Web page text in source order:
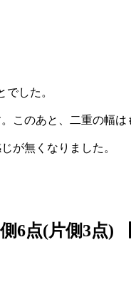
した。
このあと、二重の幅は
が無くなりました。
6点(片側3点)